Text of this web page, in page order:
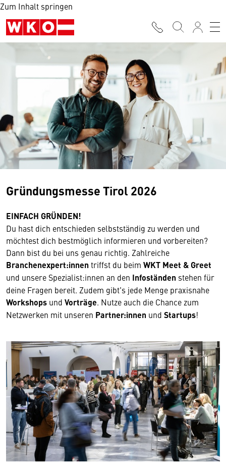
Zum Inhalt springen
Gründungsmesse Tirol 2026
EINFACH GRÜNDEN!
Du hast dich entschieden selbstständig zu werden und
möchtest dich bestmöglich informieren und vorbereiten?
Dann bist du bei uns genau richtig. Zahlreiche
Branchenexpert:innen triffst du beim WKT Meet & Greet
und unsere Spezialist:innen an den Infoständen stehen für
deine Fragen bereit. Zudem gibt's jede Menge praxisnahe
Workshops und Vorträge. Nutze auch die Chance zum
Netzwerken mit unseren Partner:innen und Startups!